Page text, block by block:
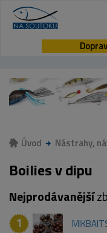
Úvod Nástrahy,
Boilies v dipu
Nejprodávanější
1